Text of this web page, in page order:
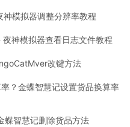
模拟器调整分辨率教程
神模拟器查看日志文件教程
改键方法
？金蝶智慧记设置货品换算率
蝶智慧记删除货品方法